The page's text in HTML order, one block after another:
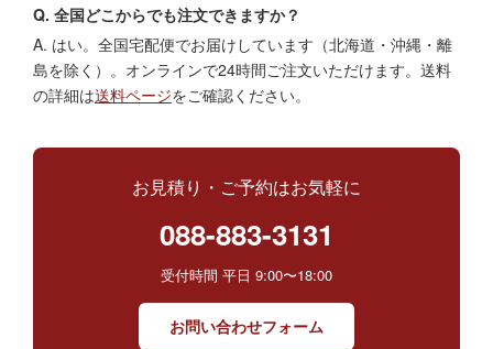
Q. 全国どこからでも注文できますか？
A. はい。全国宅配便でお届けしています（北海道・沖縄・離
島を除く）。オンラインで24時間ご注文いただけます。送料
の詳細は送料ページをご確認ください。
お見積り・ご予約はお気軽に
088-883-3131
受付時間 平日 9:00〜18:00
お問い合わせフォーム